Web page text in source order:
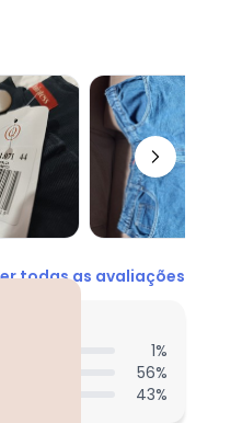
todas as avaliações
1%
56%
43%